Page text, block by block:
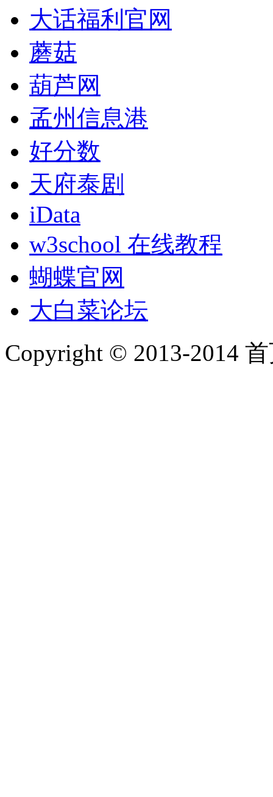
大话福利官网
蘑菇
葫芦网
孟州信息港
好分数
天府泰剧
iData
w3school 在线教程
蝴蝶官网
大白菜论坛
Copyright © 2013-2014